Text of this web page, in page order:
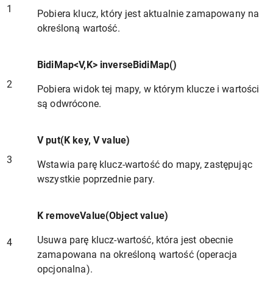
1
Pobiera klucz, który jest aktualnie zamapowany na
określoną wartość.
2
BidiMap<V,K> inverseBidiMap()
Pobiera widok tej mapy, w którym klucze i wartości
są odwrócone.
3
V put(K key, V value)
Wstawia parę klucz-wartość do mapy, zastępując
wszystkie poprzednie pary.
4
K removeValue(Object value)
Usuwa parę klucz-wartość, która jest obecnie
zamapowana na określoną wartość (operacja
opcjonalna).